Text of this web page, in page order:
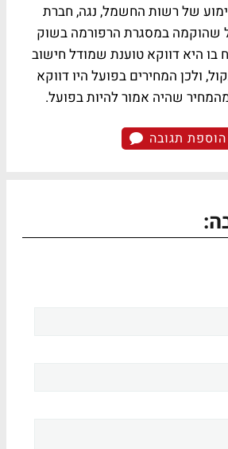
של רשות החשמל, נגה, חברת
שהוקמה במסגרת הרפורמה בשוק
בו היא דווקא טוענת שמודל חישוב
ולכן המחירים בפועל היו דווקא
הוספת תגובה